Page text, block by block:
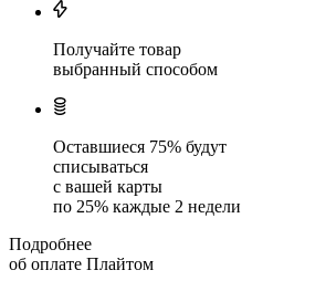
Получайте товар
выбранный способом
Оставшиеся 75% будут
списываться
с вашей карты
по 25% каждые 2 недели
Подробнее
об оплате Плайтом